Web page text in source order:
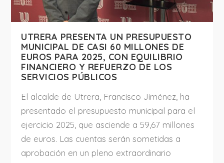
UTRERA PRESENTA UN PRESUPUESTO
MUNICIPAL DE CASI 60 MILLONES DE
EUROS PARA 2025, CON EQUILIBRIO
FINANCIERO Y REFUERZO DE LOS
SERVICIOS PÚBLICOS
El alcalde de Utrera, Francisco Jiménez, ha
presentado el presupuesto municipal para el
ejercicio 2025, que asciende a 59,67 millones
de euros. Las cuentas serán sometidas a
aprobación en un pleno extraordinario